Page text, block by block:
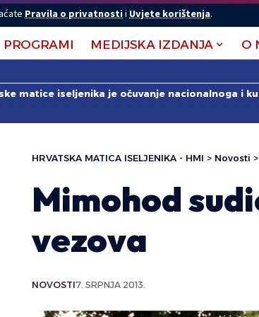
Pravila o privatnostii Uvjete korištenja.
PROGRAMI MEDIJSKA IZDANJA O
matice iseljenika je očuvanje nacionalnoga i
HRVATSKA MATICA ISELJENIKA - HMI > Novosti >
Mimohod
vezova
NOVOSTI7. SRPNJA 2013.